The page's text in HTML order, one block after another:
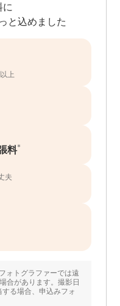
に
と込めました
上
料*
夫
ォトグラファーでは遠
合があります。撮影日
る場合、申込みフォ